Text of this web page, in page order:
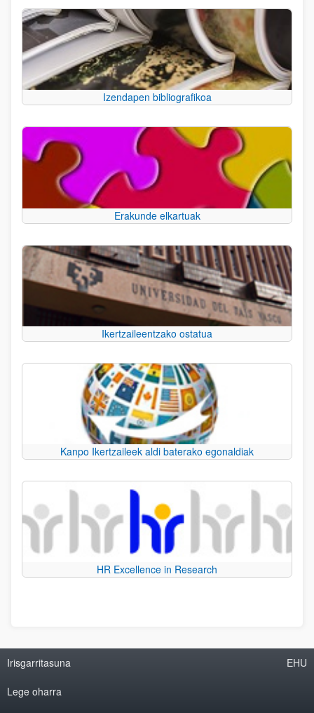
Izendapen bibliografikoa
Erakunde elkartuak
Ikertzaileentzako ostatua
Kanpo Ikertzaileek aldi baterako egonaldiak
HR Excellence in Research
Irisgarritasuna
Lege oharra
EHU